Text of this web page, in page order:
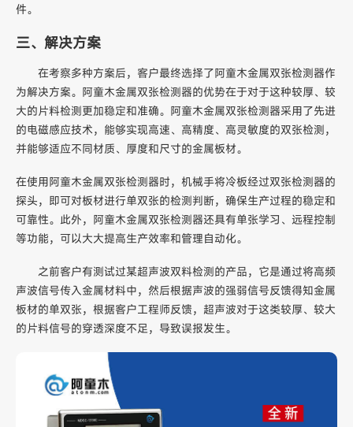
件。
三、解决方案
在考察多种方案后，客户最终选择了阿童木金属双张检测器作
为解决方案。阿童木金属双张检测器的优势在于对于这种较厚、较
大的片料检测更加稳定和准确。阿童木金属双张检测器采用了先进
的电磁感应技术，能够实现高速、高精度、高灵敏度的双张检测，
并能够适应不同材质、厚度和尺寸的金属板材。
在使用阿童木金属双张检测器时，机械手将冷板经过双张检测器的
探头，即可对板材进行单双张的检测判断，确保生产过程的稳定和
可靠性。此外，阿童木金属双张检测器还具有单张学习、远程控制
等功能，可以大大提高生产效率和管理自动化。
之前客户有测试过某超声波双料检测的产品，它是通过将高频
声波信号传入金属材料中，然后根据声波的强弱信号反馈得知金属
板材的单双张，根据客户工程师反馈，超声波对于这类较厚、较大
的片料信号的穿透深度不足，导致误报发生。